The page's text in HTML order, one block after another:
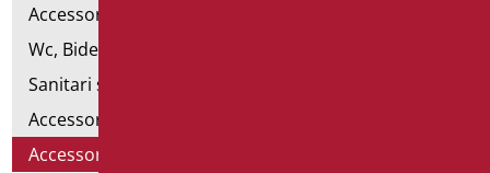
Accessori per Lavabo
Wc, Bidet e pareti attrezzate
Sanitari speciali
Accessori per WC
Accessori bagno